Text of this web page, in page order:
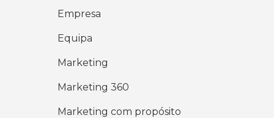
Empresa
Equipa
Marketing
Marketing 360
Marketing com propósito